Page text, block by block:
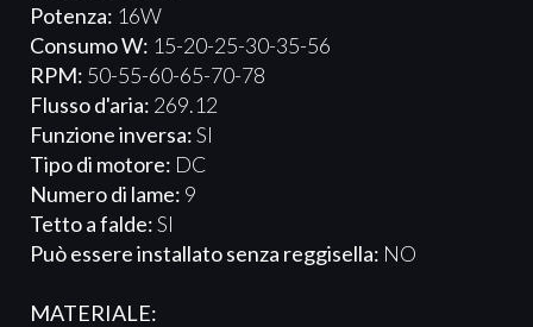
Potenza: 16W
Consumo W: 15-20-25-30-35-56
RPM: 50-55-60-65-70-78
Flusso d'aria: 269.12
Funzione inversa:SI
Tipo di motore: DC
Numero di lame: 9
Tetto a falde:SI
Può essere installato senza reggisella: NO
MATERIALE: